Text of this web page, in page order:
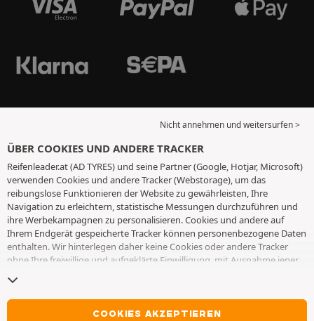
Nicht annehmen und weitersurfen >
ÜBER COOKIES UND ANDERE TRACKER
Reifenleader.at (AD TYRES) und seine Partner (Google, Hotjar, Microsoft)
verwenden Cookies und andere Tracker (Webstorage), um das
reibungslose Funktionieren der Website zu gewährleisten, Ihre
Navigation zu erleichtern, statistische Messungen durchzuführen und
ihre Werbekampagnen zu personalisieren. Cookies und andere auf
Ihrem Endgerät gespeicherte Tracker können personenbezogene Daten
enthalten. Wir hinterlegen daher keine Cookies oder andere Tracker
ohne Ihre freiwillige und aufgeklärte Einwilligung, mit Ausnahme jener,
Auswahl für einen Zeitraum von 6 Monaten. Sie können Ihre
Einwilligung jederzeit widerrufen, indem Sie die WebseiteCookies und
besuchen. Sie haben die Möglichkeit, Ihre Navigation
COOKIES AKZEPTIEREN